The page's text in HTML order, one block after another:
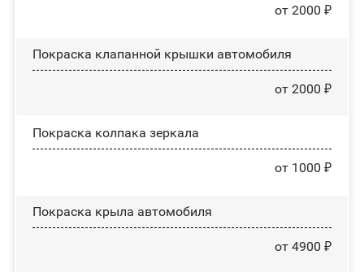
от 2000 ₽
Покраска клапанной крышки автомобиля
от 2000 ₽
Покраска колпака зеркала
от 1000 ₽
Покраска крыла автомобиля
от 4900 ₽